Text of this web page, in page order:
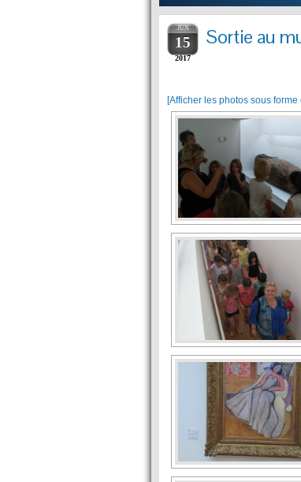
JUN
15
2017
Sortie au
[Afficher les photos sous